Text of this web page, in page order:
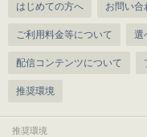
はじめての方へ お問い合
ご利用料金等について 選
配信コンテンツについて
推奨環境
推奨環境